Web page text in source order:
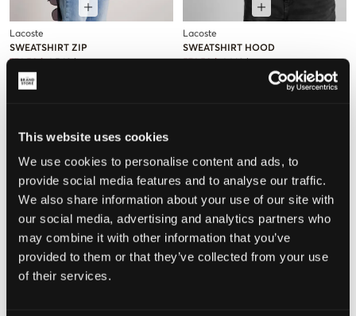
This website uses cookies
We use cookies to personalise content and ads, to
provide social media features and to analyse our traffic.
We also share information about your use of our site with
our social media, advertising and analytics partners who
may combine it with other information that you’ve
provided to them or that they’ve collected from your use
of their services.
Lacoste
SWEATSHIRT ZIP
774,50 kr
Lacoste
SWEATSHIRT HOOD